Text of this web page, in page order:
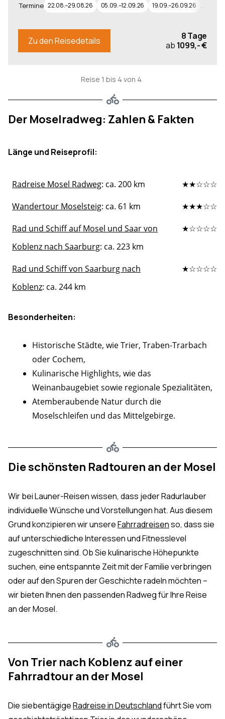
Termine 22.08.–29.08.26 05.09.–12.09.26 19.09.–26.09.26 …
Zu den Reisedetails
8 Tage
ab 1099,- €
Reise 1 bis 4 von 4
Der Moselradweg: Zahlen & Fakten
Länge und Reiseprofil:
Radreise Mosel Radweg: ca. 200 km
★★☆☆☆
Wandertour Moselsteig: ca. 61 km
★★★☆☆
Rad und Schiff auf Mosel und Saar von
Koblenz nach Saarburg: ca. 223 km
★☆☆☆☆
Rad und Schiff von Saarburg nach
Koblenz: ca. 244 km
★☆☆☆☆
Besonderheiten:
Historische Städte, wie Trier, Traben-Trarbach
oder Cochem,
Kulinarische Highlights, wie das
Weinanbaugebiet sowie regionale Spezialitäten,
Atemberaubende Natur durch die
Moselschleifen und das Mittelgebirge.
Die schönsten Radtouren an der Mosel
Wir bei Launer-Reisen wissen, dass jeder Radurlauber
individuelle Wünsche und Vorstellungen hat. Aus diesem
Grund konzipieren wir unsereFahrradreisenso, dass sie
auf unterschiedliche Interessen und Fitnesslevel
zugeschnitten sind. Ob Sie kulinarische Höhepunkte
suchen, eine entspannte Zeit mit der Familie verbringen
oder auf den Spuren der Geschichte radeln möchten –
wir bieten Ihnen den passenden Radweg für Ihre Reise
an der Mosel.
Von Trier nach Koblenz auf einer
Fahrradtour an der Mosel
Die siebentägigeRadreise in Deutschlandführt Sie vom